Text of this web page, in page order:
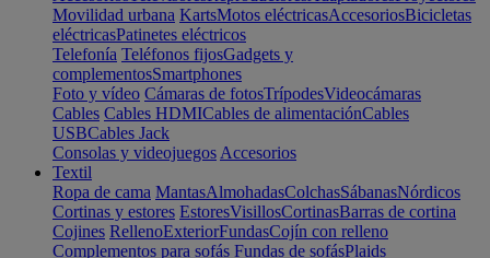
Movilidad urbana KartsMotos eléctricasAccesoriosBicicletas
eléctricasPatinetes eléctricos
Telefonía Teléfonos fijosGadgets y
complementosSmartphones
Foto y vídeo Cámaras de fotosTrípodesVideocámaras
Cables Cables HDMICables de alimentaciónCables
USBCables Jack
Consolas y videojuegos Accesorios
Textil
Ropa de cama MantasAlmohadasColchasSábanasNórdicos
Cortinas y estores EstoresVisillosCortinasBarras de cortina
Cojines RellenoExteriorFundasCojín con relleno
Complementos para sofás Fundas de sofásPlaids